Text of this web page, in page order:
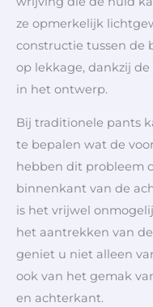
ze opmerkelijk
constructie tussen de
op lekkage, dankzij
in het ontwerp.
Bij traditionele pants
te bepalen wat de
hebben dit probleem
binnenkant van de
is het vrijwel
het aantrekken van
geniet u niet alleen
ook van het gemak
en achterkant.